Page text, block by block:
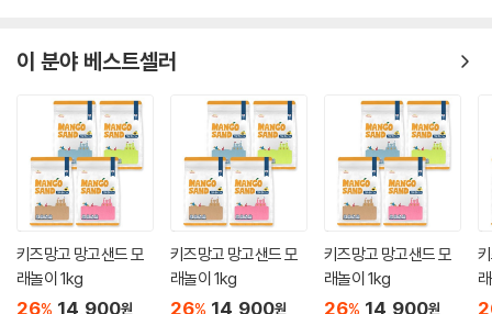
이 분야 베스트셀러
키즈망고 망고샌드 모
래놀이 1kg
26% 14,900원
키즈망고 망고샌드 모
래놀이 1kg
26% 14,900원
키즈망고 망고샌드 모
래놀이 1kg
26% 14,900원